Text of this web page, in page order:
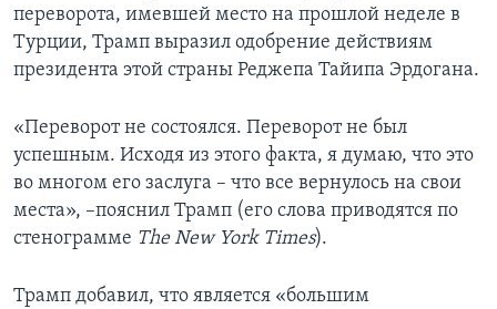
переворота, имевшей место на прошлой неделе в
Турции, Трамп выразил одобрение действиям
президента этой страны Реджепа Тайипа Эрдогана.
«Переворот не состоялся. Переворот не был
успешным. Исходя из этого факта, я думаю, что это
во многом его заслуга – что все вернулось на свои
места», –пояснил Трамп (его слова приводятся по
стенограмме The New York Times).
Трамп добавил, что является «большим